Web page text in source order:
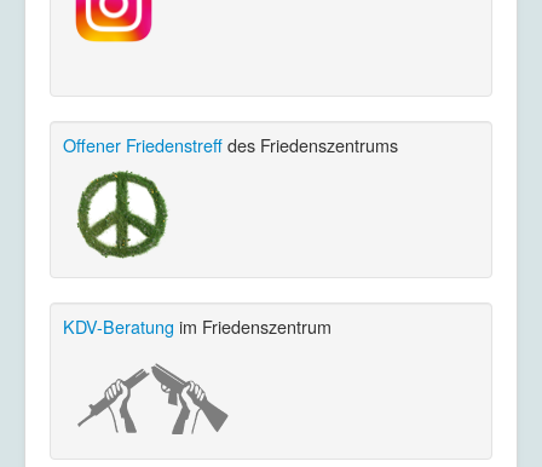
Offener Friedenstreffdes Friedenszentrums
KDV-Beratung im Friedenszentrum